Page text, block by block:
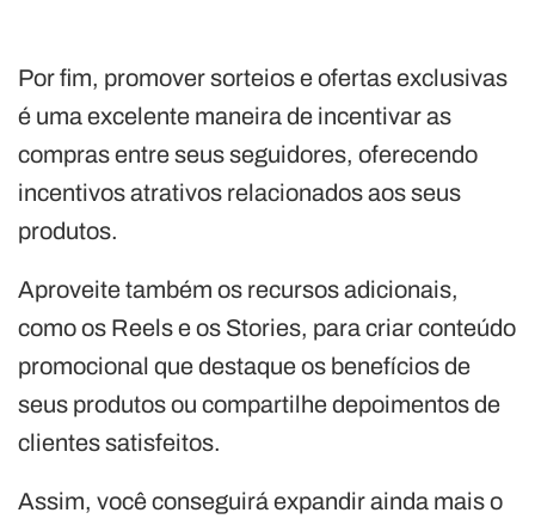
Por fim, promover sorteios e ofertas exclusivas
é uma excelente maneira de incentivar as
compras entre seus seguidores, oferecendo
incentivos atrativos relacionados aos seus
produtos.
Aproveite também os recursos adicionais,
como os Reels e os Stories, para criar conteúdo
promocional que destaque os benefícios de
seus produtos ou compartilhe depoimentos de
clientes satisfeitos.
Assim, você conseguirá expandir ainda mais o